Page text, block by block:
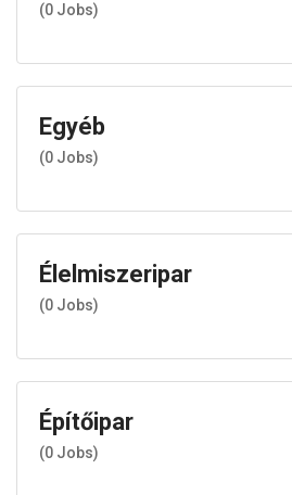
(0 Jobs)
Egyéb
(0 Jobs)
Élelmiszeripar
(0 Jobs)
Építőipar
(0 Jobs)